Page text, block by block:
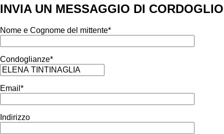
INVIA UN MESSAGGIO DI CORDOGLIO
Nome e Cognome del mittente*
Condoglianze*
Email*
Indirizzo